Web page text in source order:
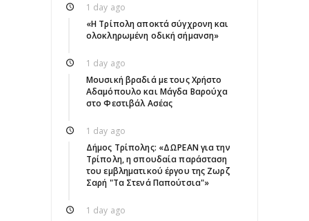
1 day ago
«Η Τρίπολη αποκτά σύγχρονη και
ολοκληρωμένη οδική σήμανση»
1 day ago
Μουσική βραδιά με τους Χρήστο
Αδαμόπουλο και Μάγδα Βαρούχα
στο Φεστιβάλ Ασέας
1 day ago
Δήμος Τρίπολης: «ΔΩΡΕΑΝ για την
Τρίπολη, η σπουδαία παράσταση
του εμβληματικού έργου της Ζωρζ
Σαρή "Τα Στενά Παπούτσια"»
1 day ago